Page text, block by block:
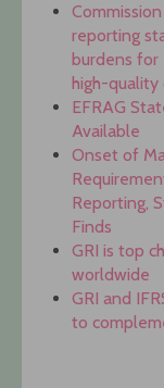
reporting
burdens for
high-quality
EFRAG
Available
Onset of
Reporting,
Finds
GRI is top
worldwide
GRI and
to